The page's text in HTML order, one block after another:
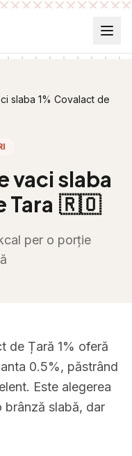
slaba 1% Covalact de
vaci slaba
Tara 🇷🇴
per o porție
de Țară 1% oferă
0.5%, păstrând
Este alegerea
brânză slabă, dar